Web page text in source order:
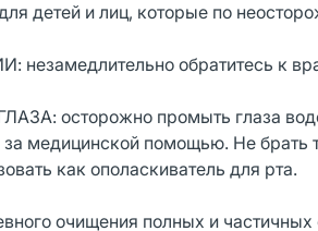
детей и лиц, которые по
обратитесь к
осторожно промыть глаза
за медицинской помощью. Не брать
как ополаскиватель для рта.
очищения полных и